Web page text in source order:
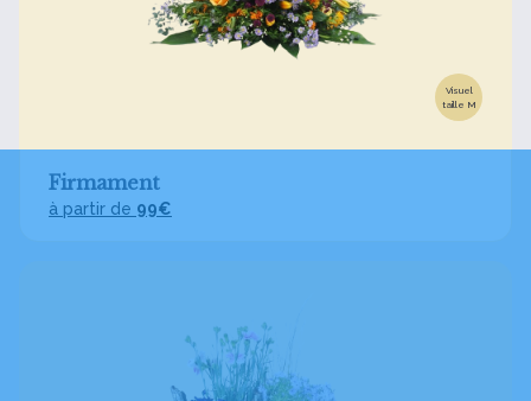
Visuel
taille M
Firmament
à partir de 99€